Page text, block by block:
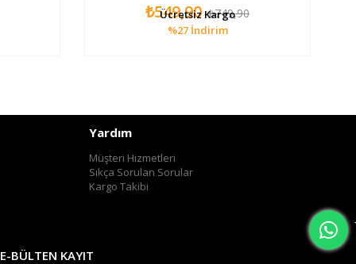
₺549,90 ₺749,90
%27 İndirim
Ücretsiz Kargo
Yardım
Müşteri Hizmetleri
Sıkça Sorulan Sorular
Kargo Takibi
E-BÜLTEN KAYIT